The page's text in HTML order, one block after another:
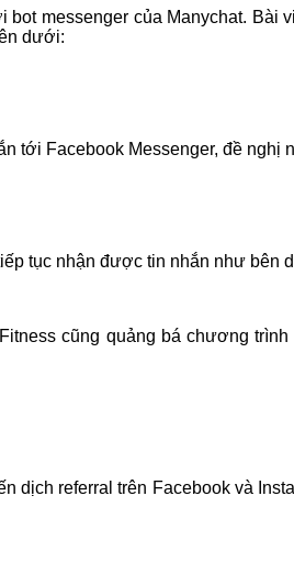
messenger của Manychat.
dưới:
tới Facebook Messenger, đề
tục nhận được tin nhắn như bên
cũng quảng bá chương
dịch referral trên Facebook và